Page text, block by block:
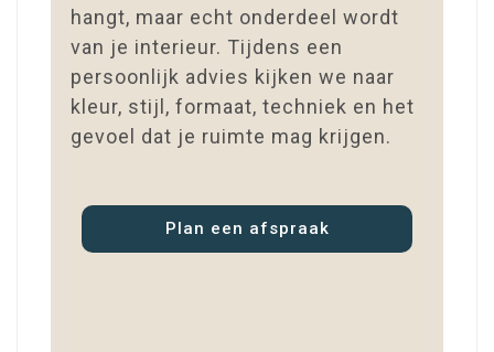
hangt, maar echt onderdeel wordt
van je interieur. Tijdens een
persoonlijk advies kijken we naar
kleur, stijl, formaat, techniek en het
gevoel dat je ruimte mag krijgen.
Plan een afspraak